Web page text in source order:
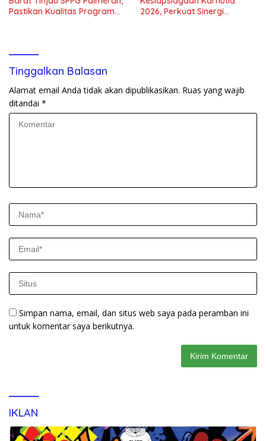
Pastikan Kualitas Program
2026, Perkuat Sinergi
Tinggalkan Balasan
Alamat email Anda tidak akan dipublikasikan. Ruas yang wajib
ditandai *
Simpan nama, email, dan situs web saya pada peramban ini
untuk komentar saya berikutnya.
IKLAN